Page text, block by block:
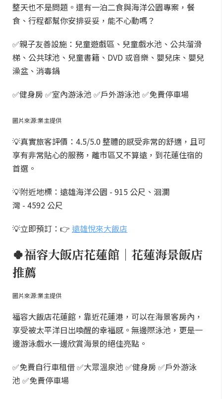
整天也不是問題。還有一泊二食與海洋公園專案，餐
食、行程都幫你安排妥妥，能不心動嗎？
✅親子友善設施：兒童遊戲區、兒童戲水池、公共溜滑
梯、公共球池、兒童書籍、DVD 或音樂、嬰兒床、嬰兒
澡盆、消毒鍋
✅健身房 ✅室內游泳池 ✅戶外游泳池 ✅免費停車場
圖片來源:業主提供
💡真實旅客評價：4.5/5.0 整體的感受非常的舒適，且可
享有非常貼心的服務，離市區又不算遠，到花蓮住宿的
首選。
💡附近地標：遠雄海洋公園 - 915 公尺、洄瀾
灣 - 4592 公尺
💡立即預訂：👉 遠雄悅來大飯店
🍀福容大飯店花蓮館｜花蓮海景飯店
推薦
圖片來源:業主提供
福容大飯店花蓮館，靠近花蓮港，可以在海景客房內，
享受被太平洋日出喚醒的幸福感。無邊際泳池，更是一
邊游泳戲水一邊欣賞海景的絕佳亮點。
✅免費自行車租借 ✅大眾溫泉池 ✅健身房 ✅戶外游泳
池 ✅免費停車場